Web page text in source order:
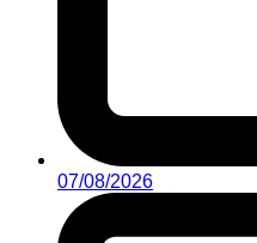
07/08/2026